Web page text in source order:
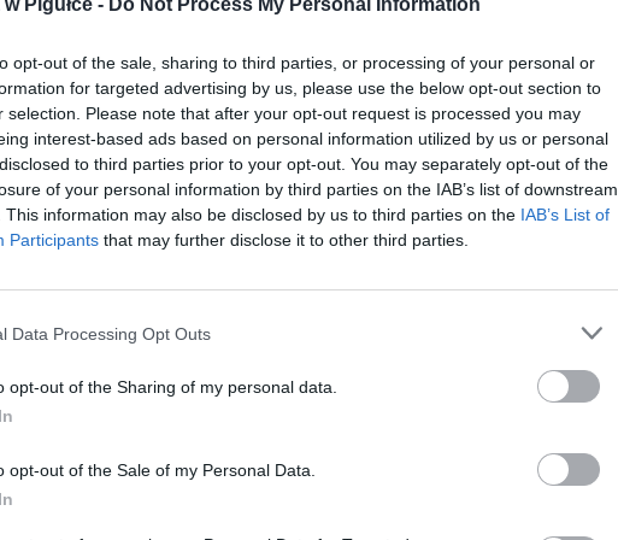
Pigułce - Do Not Process My Personal Information
opt-out of the sale, sharing to third parties, or processing of your personal or
for targeted advertising by us, please use the below opt-out section to
selection. Please note that after your opt-out request is processed you may
interest-based ads based on personal information utilized by us or personal
to third parties prior to your opt-out. You may separately opt-out of the
of your personal information by third parties on the IAB’s list of downstream
This information may also be disclosed by us to third parties on the IAB’s List of
Participants that may further disclose it to other third parties.
Data Processing Opt Outs
opt-out of the Sharing of my personal data.
opt-out of the Sale of my Personal Data.
przebywa w całkowitej izolacji m.in. w związku z groźbami ze strony
Pomieszczenie, w którym przebywa przez całą dobę obserwują